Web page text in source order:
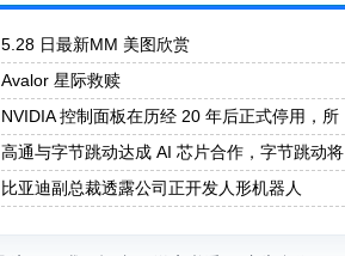
5.28 日最新MM 美图欣赏
Avalor 星际救赎
NVIDIA 控制面板在历经 20 年后正式停用，所
有功能均已迁移至 NVIDIA 应用程序
高通与字节跳动达成 AI 芯片合作，字节跳动将
采购数百万颗定制 ASIC
比亚迪副总裁透露公司正开发人形机器人